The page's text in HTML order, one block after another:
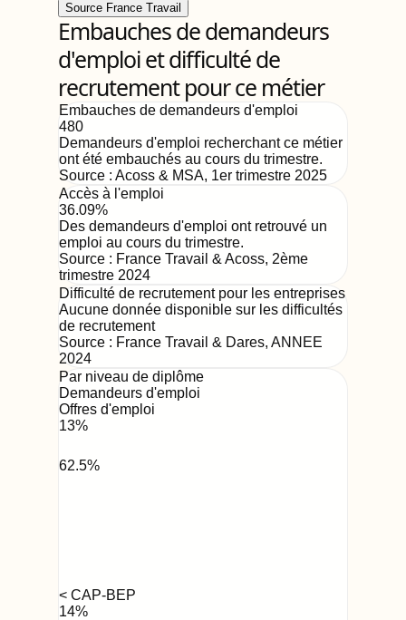
Source France Travail
Embauches de demandeurs
d'emploi et difficulté de
recrutement pour ce métier
Embauches de demandeurs d'emploi
480
Demandeurs d'emploi recherchant ce métier
ont été embauchés au cours du trimestre.
Source : Acoss & MSA, 1er trimestre 2025
Accès à l'emploi
36.09%
Des demandeurs d'emploi ont retrouvé un
emploi au cours du trimestre.
Source : France Travail & Acoss, 2ème
trimestre 2024
Difficulté de recrutement pour les entreprises
Aucune donnée disponible sur les difficultés
de recrutement
Source : France Travail & Dares, ANNEE
2024
Par niveau de diplôme
Demandeurs d'emploi
Offres d'emploi
13%
62.5%
< CAP-BEP
14%